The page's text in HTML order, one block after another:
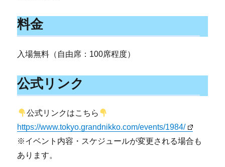
料金
入場無料（自由席：100席程度）
公式リンク
公式リンクはこちら
https://www.tokyo.grandnikko.com/events/1984/
※イベント内容・スケジュールが変更される場合も
あります。